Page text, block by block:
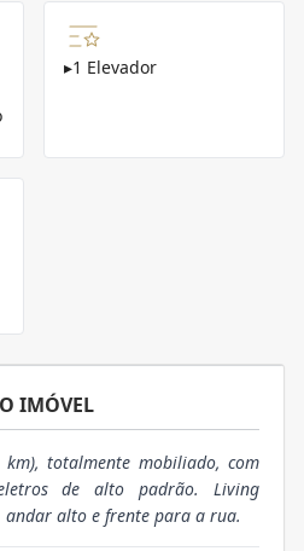
▸1 Elevador
IMÓVEL
totalmente mobiliado, com
de alto padrão. Living
alto e frente para a rua.